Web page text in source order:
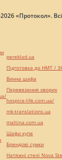
«Протокол».
pereklad.ua
Підготовка до НМТ /
Винна шафа
Перевезення хворих
hospice-life.com.ua/
mk-translations.ua
maltina.com.ua
Шафи купе
Брендові сумки
Натяжні стелі Nova